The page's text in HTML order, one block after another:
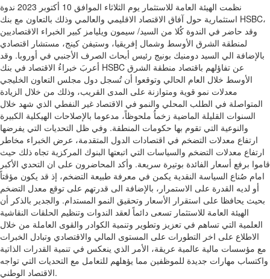
نظمت الهيئة العامة للاستثمار يوم الثلاثاء الموافق 10 أكتوبر 2023 ندوة
استثمارية حول آفاق الاقتصاد الاقليمي والعالمي وذلك بالتعاون مع بنك HSBC،
وقد حاضر في الندوة كُلا من السيد/ سيمون ويليامز كبير الخبراء الاقتصاديين
لمنطقة الشرق الأوسط وشمال إفريقيا، وستيفن كينج، مستشار اقتصادي
بالإضافة الي السيد دومنيك بونيج رئيس أبحاث الصرف الأجنبي في أوروبا. وقد
أعربَ خبراءُ الاقتصاد في بنك HSBC عن تفاؤلهم باقتصاد منطقة الشرق
الأوسط خلال العام الحالي وتوقعوا أن تُسجل دول مجلس التعاون الخليجي
معدلات نمو قوية ومتوازنة على المدى القريب، وذلك من خلال الزيادة
المتواصلة في الطلب المحلي والنمو في الاقتصاد غير النفطي الذي شهد خلال
السنوات القليلة الماضية زخماُ ملحوظاً، مدعوما بالإصلاحات الهيكلية الكبيرة
والنوعية التي تقوم بها حكومات المنطقة. وفي ظل التحديات التي يفرضها
ارتفاع معدلات التضخم في اقتصادات الدول المتقدمة، عرض الخبراء مخاطر
ارتفاع معدلات التضخم والسياسات التي اتبعتها البنوك المركزية تجاه ذلك حيث
قاموا برفع أسعار الفائدة بوتيرة سريعة. وأكد المحاضرون على ان التحدي الأكبر
امام صُناع السياسة النقدية يكمن في معرفة طبيعة التضخم، إذ قد يكون مؤقتاً
أو لديه القدرة على الاستمرار، بالإضافة الى قدرتهم على توقع معدل التضخم
بحيث يحافظا على استقرار الأسعار وتحقيق النمو المستدام. والجدير بالذكر أن
الهيئة العامة للاستثمار تسعى دائماً لعقد الندوات وتنظيم الحلقات النقاشية
العلمية التي تساهم في تعزيز وتطوير وتنمية الكوادر والقوى العاملة من خلال
الاطلاع على اخر التطورات على المستوى المالي والاقتصادي وتبادل الخبرات
مع مؤسسات مالية عالمية عريقة، الأمر الذي ينعكس في تنمية القدرات الذاتية
واكتساب مهارات جديدة للموظفين مما يؤهلهم للتعامل مع التحديات التي تواجه
الاقتصاد الوطني.